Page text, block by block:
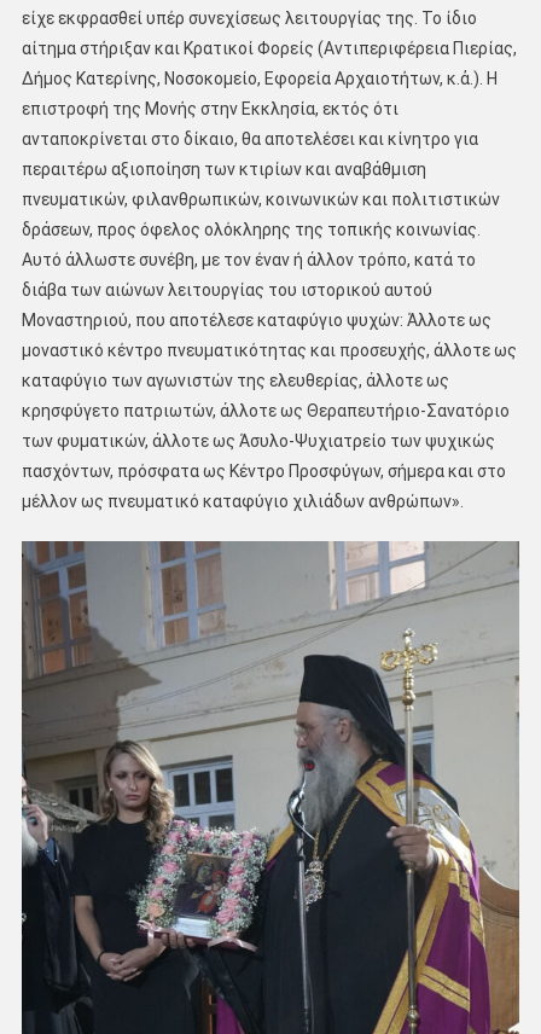
είχε εκφρασθεί υπέρ συνεχίσεως λειτουργίας της. Το ίδιο
αίτημα στήριξαν και Κρατικοί Φορείς (Αντιπεριφέρεια Πιερίας,
Δήμος Κατερίνης, Νοσοκομείο, Εφορεία Αρχαιοτήτων, κ.ἀ.). Η
επιστροφή της Μονής στην Εκκλησία, εκτός ότι
ανταποκρίνεται στο δίκαιο, θα αποτελέσει και κίνητρο για
περαιτέρω αξιοποίηση των κτιρίων και αναβάθμιση
πνευματικών, φιλανθρωπικών, κοινωνικών και πολιτιστικών
δράσεων, προς όφελος ολόκληρης της τοπικής κοινωνίας.
Αυτό άλλωστε συνέβη, με τον έναν ή άλλον τρόπο, κατά το
διάβα των αιώνων λειτουργίας του ιστορικού αυτού
Μοναστηριού, που αποτέλεσε καταφύγιο ψυχών: Άλλοτε ως
μοναστικό κέντρο πνευματικότητας και προσευχής, άλλοτε ως
καταφύγιο των αγωνιστών της ελευθερίας, άλλοτε ως
κρησφύγετο πατριωτών, άλλοτε ως Θεραπευτήριο-Σανατόριο
των φυματικών, άλλοτε ως Άσυλο-Ψυχιατρείο των ψυχικώς
πασχόντων, πρόσφατα ως Κέντρο Προσφύγων, σήμερα και στο
μέλλον ως πνευματικό καταφύγιο χιλιάδων ανθρώπων».